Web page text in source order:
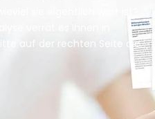
verrät es Ihnen in
auf der rechten Seite die